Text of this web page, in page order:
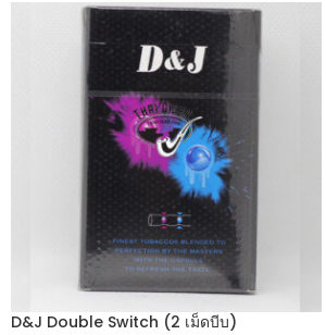
D&J Double Switch (2 เม็ดบีบ)